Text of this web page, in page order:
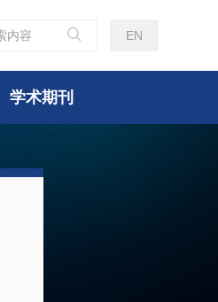
 EN
学术期刊